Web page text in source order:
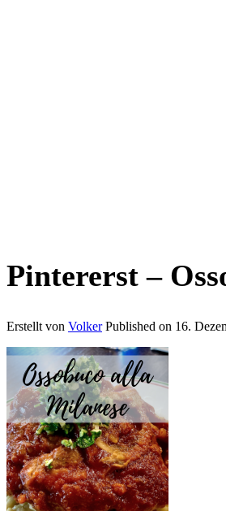
Pintererst –
Erstellt von Volker Published on 16.